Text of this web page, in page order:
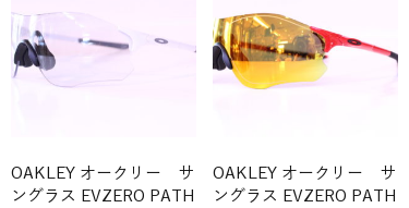
OAKLEY オークリー サ
ングラス EVZERO PATH
OAKLEY オークリー サ
ングラス EVZERO PATH